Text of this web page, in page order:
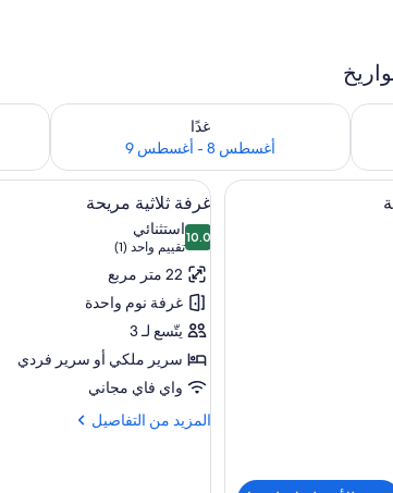
8
غدًا
أغسطس 8 - أغسطس 9
تحقق من مدى التوفر لغد للفترة أغسطس 8 - أغسطس 9 تحقق
وخزنة داخل الغرفة ومكواة/لوح كي وواي فاي مجانًا
استعراض
جميع
صور
غرفة
ثلاثية
مريحة
4
غرفة ثلاثية مريحة
10.010.0 من 10
استثنائي
تقييم واحد (1)
(تقييم
واحد
(1))
22 متر مربع
غرفة نوم واحدة
يتّسع لـ 3
سرير ملكي‫‬ أو سرير فردي
واي فاي مجاني
المزيد من التفاصيل
المزيد